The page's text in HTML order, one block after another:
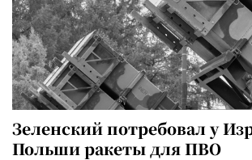
Зеленский потребовал у
Польши ракеты для ПВО